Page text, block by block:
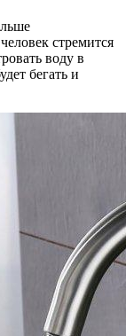
стремится
воду в
бегать и